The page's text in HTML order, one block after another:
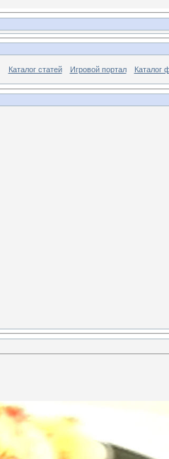
Каталог статей Игровой портал Каталог